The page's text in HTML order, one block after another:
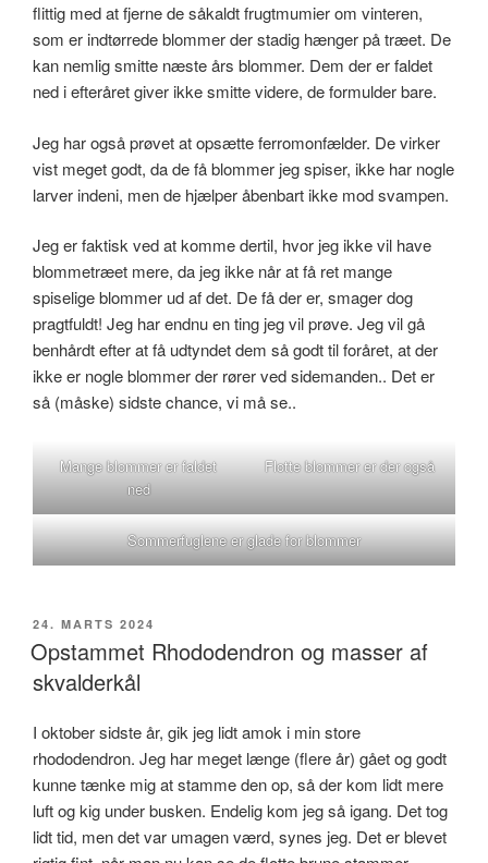
flittig med at fjerne de såkaldt frugtmumier om vinteren,
som er indtørrede blommer der stadig hænger på træet. De
kan nemlig smitte næste års blommer. Dem der er faldet
ned i efteråret giver ikke smitte videre, de formulder bare.
Jeg har også prøvet at opsætte ferromonfælder. De virker
vist meget godt, da de få blommer jeg spiser, ikke har nogle
larver indeni, men de hjælper åbenbart ikke mod svampen.
Jeg er faktisk ved at komme dertil, hvor jeg ikke vil have
blommetræet mere, da jeg ikke når at få ret mange
spiselige blommer ud af det. De få der er, smager dog
pragtfuldt! Jeg har endnu en ting jeg vil prøve. Jeg vil gå
benhårdt efter at få udtyndet dem så godt til foråret, at der
ikke er nogle blommer der rører ved sidemanden.. Det er
så (måske) sidste chance, vi må se..
Mange blommer er faldet
ned
Flotte blommer er der også
Sommerfuglene er glade for blommer
UDGIVET
DEN
24. MARTS 2024
Opstammet Rhododendron og masser af
skvalderkål
I oktober sidste år, gik jeg lidt amok i min store
rhododendron. Jeg har meget længe (flere år) gået og godt
kunne tænke mig at stamme den op, så der kom lidt mere
luft og kig under busken. Endelig kom jeg så igang. Det tog
lidt tid, men det var umagen værd, synes jeg. Det er blevet